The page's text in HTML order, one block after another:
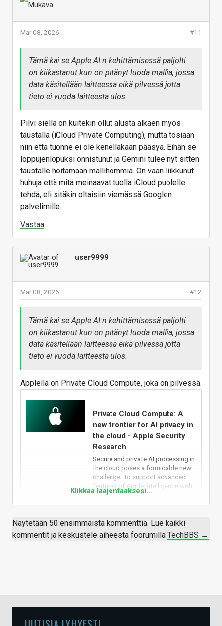
#11
Mar 08, 2026
Tämä kai se Apple AI:n kehittämisessä paljolti
on kiikastanut kun on pitänyt luoda mallia, jossa
data käsitellään laitteessa eikä pilvessä jotta
tieto ei vuoda laitteesta ulos.
Pilvi siellä on kuitekin ollut alusta alkaen myös
taustalla (iCloud Private Computing), mutta tosiaan
niin että tuonne ei ole kenelläkään pääsyä. Eihän se
loppujenlopuksi onnistunut ja Gemini tulee nyt sitten
taustalle hoitamaan mallihommia. On vaan liikkunut
huhuja että mitä meinaavat tuolla iCloud puolelle
tehdä, eli sitäkin oltaisiin viemässä Googlen
palvelimille.
Vastaa
user9999
#12
Mar 08, 2026
Tämä kai se Apple AI:n kehittämisessä paljolti
on kiikastanut kun on pitänyt luoda mallia, jossa
data käsitellään laitteessa eikä pilvessä jotta
tieto ei vuoda laitteesta ulos.
Applella on Private Cloud Compute, joka on pilvessä.
Private Cloud Compute: A
new frontier for AI privacy in
the cloud - Apple Security
Research
Secure and private AI processing in
the cloud poses a formidable new
challenge. To support advanced
features of Apple Intelligence with
larger foundation models, we
created Private Cloud Compute
intelligence system designed
specifically for private AI
processing...
Klikkaa laajentaaksesi...
Näytetään 50 ensimmäistä kommenttia. Lue kaikki
kommentit ja keskustele aiheesta foorumilla TechBBS →